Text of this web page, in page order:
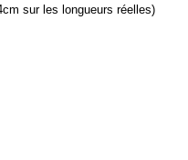
sur les longueurs réelles)